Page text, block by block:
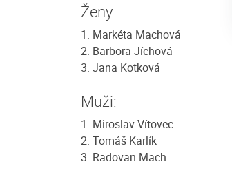
Ženy:
1. Markéta Machová
2. Barbora Jíchová
3. Jana Kotková
Muži:
1. Miroslav Vítovec
2. Tomáš Karlík
3. Radovan Mach